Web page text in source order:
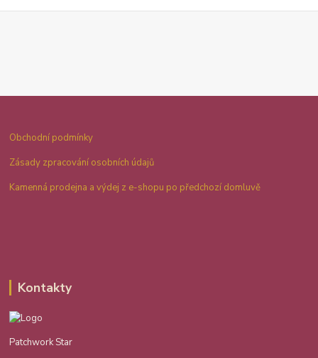
Obchodní podmínky
Zásady zpracování osobních údajů
Kamenná prodejna a výdej z e-shopu po předchozí domluvě
Kontakty
Patchwork Star